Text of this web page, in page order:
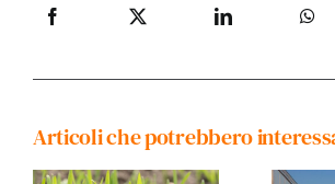
Articoli che potrebbero